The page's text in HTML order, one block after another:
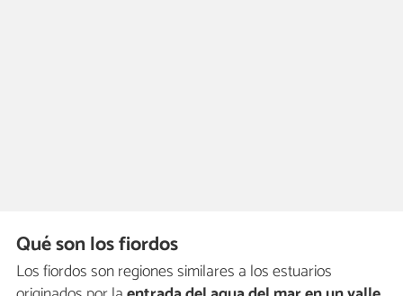
Qué son los fiordos
Los fiordos son regiones similares a los estuarios